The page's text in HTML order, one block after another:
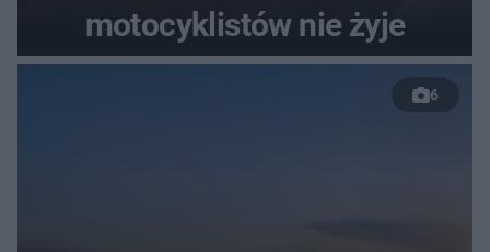
motocyklistów nie żyje
6